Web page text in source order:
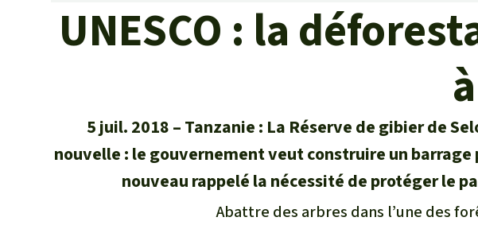
UNESCO : la
5 juil. 2018
Tanzanie : La Réserve de gibier de
nouvelle : le gouvernement veut construire un barrage
nouveau rappelé la nécessité de protéger le
Abattre des arbres dans l’une des